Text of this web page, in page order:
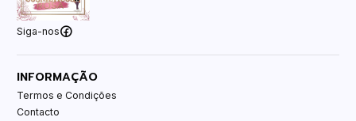
Siga-nos
INFORMAÇÃO
Termos e Condições
Contacto